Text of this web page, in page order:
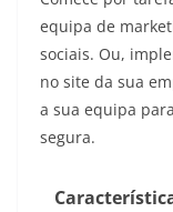
equipa de
sociais. Ou,
no site da sua
a sua equipa
segura.